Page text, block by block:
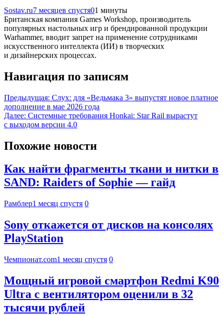
Sostav.ru7 месяцев спустя01 минуты
Британская компания Games Workshop, производитель
популярных настольных игр и брендированной продукции
Warhammer, вводит запрет на применение сотрудниками
искусственного интеллекта (ИИ) в творческих
и дизайнерских процессах.
Навигация по записям
Предыдущая: Слух: для «Ведьмака 3» выпустят новое платное
дополнение в мае 2026 года
Далее: Системные требования Honkai: Star Rail вырастут
с выходом версии 4.0
Похожие новости
Как найти фрагменты ткани и нитки в
SAND: Raiders of Sophie — гайд
Рамблер1 месяц спустя 0
Sony откажется от дисков на консолях
PlayStation
Чемпионат.com1 месяц спустя 0
Мощный игровой смартфон Redmi K90
Ultra с вентилятором оценили в 32
тысячи рублей